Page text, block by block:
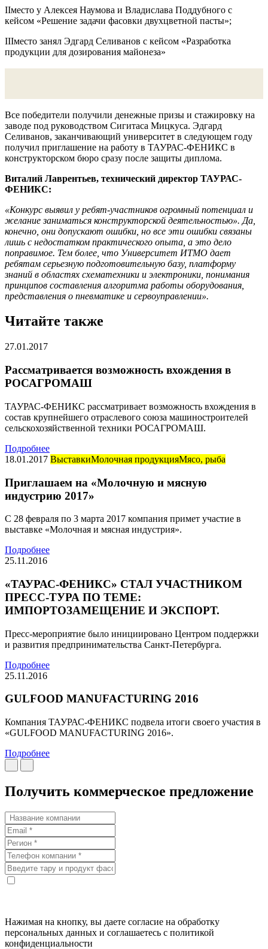
IIместо у Алексея Наумова и Владислава Поддубного с
кейсом «Решение задачи фасовки двухцветной пасты»;
IIIместо занял Эдгард Селиванов с кейсом «Разработка
продукции для дозирования майонеза»
Все победители получили денежные призы и стажировку на
заводе под руководством Сигитаса Мицкуса. Эдгард
Селиванов, заканчивающий университет в следующем году
получил приглашение на работу в ТАУРАС-ФЕНИКС в
конструкторском бюро сразу после защиты диплома.
Виталий Лаврентьев, технический директор ТАУРАС-
ФЕНИКС:
«Конкурс выявил у ребят-участников огромный потенциал и
желание заниматься конструкторской деятельностью». Да,
конечно, они допускают ошибки, но все эти ошибки связаны
лишь с недостатком практического опыта, а это дело
поправимое. Тем более, что Университет ИТМО дает
ребятам серьезную подготовительную базу, платформу
знаний в областях схематехники и электроники, понимания
принципов составления алгоритма работы оборудования,
представления о пневматике и сервоуправлении».
Читайте также
27.01.2017
Рассматривается возможность вхождения в
РОСАГРОМАШ
ТАУРАС-ФЕНИКС рассматривает возможность вхождения в
состав крупнейшего отраслевого союза машиностроителей
сельскохозяйственной техники РОСАГРОМАШ.
Подробнее
18.01.2017 ВыставкиМолочная продукцияМясо, рыба
Приглашаем на «Молочную и мясную
индустрию 2017»
С 28 февраля по 3 марта 2017 компания примет участие в
выставке «Молочная и мясная индустрия».
Подробнее
25.11.2016
«ТАУРАС-ФЕНИКС» СТАЛ УЧАСТНИКОМ
ПРЕСС-ТУРА ПО ТЕМЕ:
ИМПОРТОЗАМЕЩЕНИЕ И ЭКСПОРТ.
Пресс-мероприятие было инициировано Центром поддержки
и развития предпринимательства Санкт-Петербурга.
Подробнее
25.11.2016
GULFOOD MANUFACTURING 2016
Компания ТАУРАС-ФЕНИКС подвела итоги своего участия в
«GULFOOD MANUFACTURING 2016».
Подробнее
Получить коммерческое предложение
Нажимая на кнопку, вы даете согласие на обработку
персональных данных и соглашаетесь с политикой
конфиденциальности